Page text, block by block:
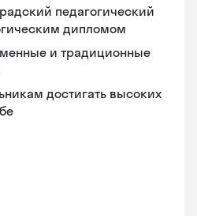
педагогический
дипломом
и традиционные
достигать высоких